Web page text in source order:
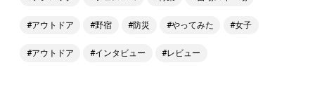
アウトドア 野宿 防災 やってみた 女子
アウトドア インタビュー レビュー